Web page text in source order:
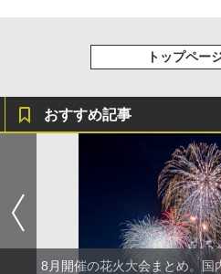
トップペー
おすすめ記事
8月開催の花火大会まとめ。国